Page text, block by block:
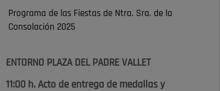
Programa de las Fiestas de Ntra. Sra. de la
Consolación 2025
ENTORNO PLAZA DEL PADRE VALLET
11:00 h. Acto de entrega de medallas y